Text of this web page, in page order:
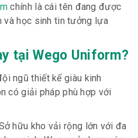
chính là cái tên đang được
và học sinh tin tưởng lựa
tại Wego Uniform?
ngũ thiết kế giàu kinh
có giải pháp phù hợp với
hữu kho vải rộng lớn với đa